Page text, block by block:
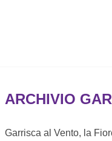
ARCHIVIO
Garrisca al Vento, la